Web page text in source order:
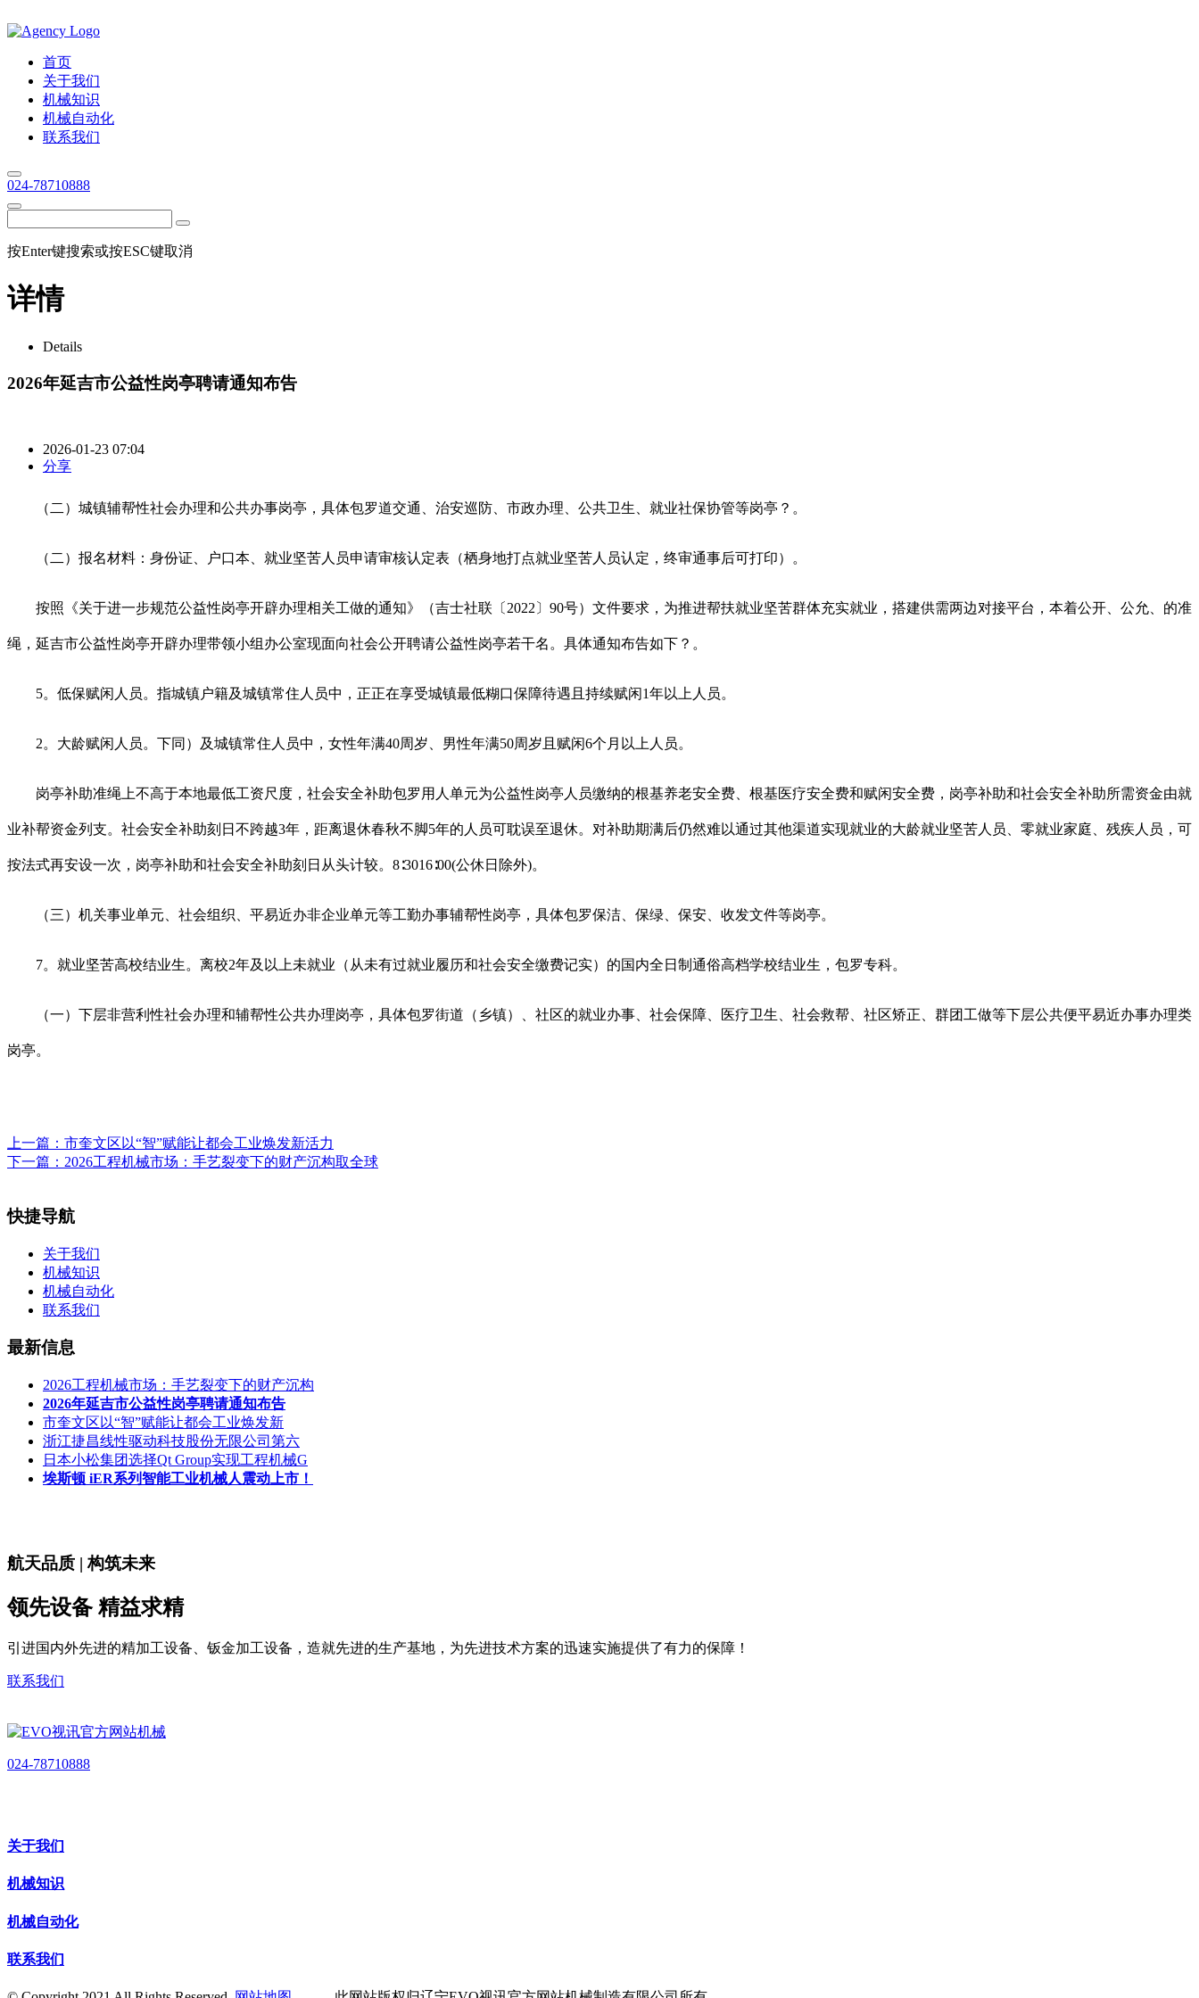
首页
关于我们
机械知识
机械自动化
联系我们
024-78710888
按Enter键搜索或按ESC键取消
详情
Details
2026年延吉市公益性岗亭聘请通知布告
2026-01-23 07:04
分享
（二）城镇辅帮性社会办理和公共办事岗亭，具体包罗道交通、治安巡防、市政办理、公共卫生、就业社保协管等岗亭？。
（二）报名材料：身份证、户口本、就业坚苦人员申请审核认定表（栖身地打点就业坚苦人员认定，终审通事后可打印）。
按照《关于进一步规范公益性岗亭开辟办理相关工做的通知》（吉士社联〔2022〕90号）文件要求，为推进帮扶就业坚苦群体充实就业，搭建供需两边对接平台，本着公开、公允、的准
绳，延吉市公益性岗亭开辟办理带领小组办公室现面向社会公开聘请公益性岗亭若干名。具体通知布告如下？。
5。低保赋闲人员。指城镇户籍及城镇常住人员中，正正在享受城镇最低糊口保障待遇且持续赋闲1年以上人员。
2。大龄赋闲人员。下同）及城镇常住人员中，女性年满40周岁、男性年满50周岁且赋闲6个月以上人员。
岗亭补助准绳上不高于本地最低工资尺度，社会安全补助包罗用人单元为公益性岗亭人员缴纳的根基养老安全费、根基医疗安全费和赋闲安全费，岗亭补助和社会安全补助所需资金由就
业补帮资金列支。社会安全补助刻日不跨越3年，距离退休春秋不脚5年的人员可耽误至退休。对补助期满后仍然难以通过其他渠道实现就业的大龄就业坚苦人员、零就业家庭、残疾人员，可
按法式再安设一次，岗亭补助和社会安全补助刻日从头计较。8∶3016∶00(公休日除外)。
（三）机关事业单元、社会组织、平易近办非企业单元等工勤办事辅帮性岗亭，具体包罗保洁、保绿、保安、收发文件等岗亭。
7。就业坚苦高校结业生。离校2年及以上未就业（从未有过就业履历和社会安全缴费记实）的国内全日制通俗高档学校结业生，包罗专科。
（一）下层非营利性社会办理和辅帮性公共办理岗亭，具体包罗街道（乡镇）、社区的就业办事、社会保障、医疗卫生、社会救帮、社区矫正、群团工做等下层公共便平易近办事办理类
岗亭。
上一篇： 市奎文区以“智”赋能让都会工业焕发新活力
下一篇： 2026工程机械市场：手艺裂变下的财产沉构取全球
快捷导航
关于我们
机械知识
机械自动化
联系我们
最新信息
2026工程机械市场：手艺裂变下的财产沉构
2026年延吉市公益性岗亭聘请通知布告
市奎文区以“智”赋能让都会工业焕发新
浙江捷昌线性驱动科技股份无限公司第六
日本小松集团选择Qt Group实现工程机械G
埃斯顿 iER系列智能工业机械人震动上市！
航天品质 | 构筑未来
领先设备 精益求精
引进国内外先进的精加工设备、钣金加工设备，造就先进的生产基地，为先进技术方案的迅速实施提供了有力的保障！
联系我们
024-78710888
关于我们
机械知识
机械自动化
联系我们